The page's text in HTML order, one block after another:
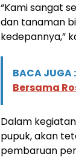
“Kami sangat
dan tanaman
kedepannya,”
BACA JUGA :
Bersama
Dalam
pupuk, akan
pembaruan